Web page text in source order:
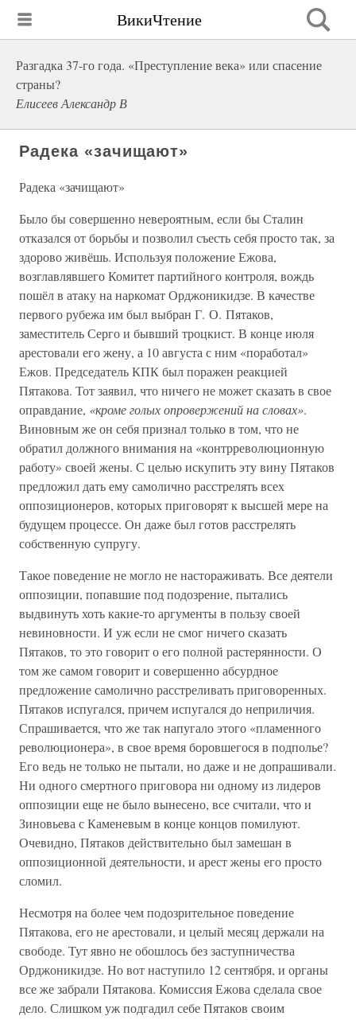
ВикиЧтение
Разгадка 37-го года. «Преступление века» или спасение
страны?
Елисеев Александр В
Радека «зачищают»
Радека «зачищают»
Было бы совершенно невероятным, если бы Сталин
отказался от борьбы и позволил съесть себя просто так, за
здорово живёшь. Используя положение Ежова,
возглавлявшего Комитет партийного контроля, вождь
пошёл в атаку на наркомат Орджоникидзе. В качестве
первого рубежа им был выбран Г. О. Пятаков,
заместитель Серго и бывший троцкист. В конце июля
арестовали его жену, а 10 августа с ним «поработал»
Ежов. Председатель КПК был поражен реакцией
Пятакова. Тот заявил, что ничего не может сказать в свое
оправдание, «кроме голых опровержений на словах».
Виновным же он себя признал только в том, что не
обратил должного внимания на «контрреволюционную
работу» своей жены. С целью искупить эту вину Пятаков
предложил дать ему самолично расстрелять всех
оппозиционеров, которых приговорят к высшей мере на
будущем процессе. Он даже был готов расстрелять
собственную супругу.
Такое поведение не могло не настораживать. Все деятели
оппозиции, попавшие под подозрение, пытались
выдвинуть хоть какие-то аргументы в пользу своей
невиновности. И уж если не смог ничего сказать
Пятаков, то это говорит о его полной растерянности. О
том же самом говорит и совершенно абсурдное
предложение самолично расстреливать приговоренных.
Пятаков испугался, причем испугался до неприличия.
Спрашивается, что же так напугало этого «пламенного
революционера», в свое время боровшегося в подполье?
Его ведь не только не пытали, но даже и не допрашивали.
Ни одного смертного приговора ни одному из лидеров
оппозиции еще не было вынесено, все считали, что и
Зиновьева с Каменевым в конце концов помилуют.
Очевидно, Пятаков действительно был замешан в
оппозиционной деятельности, и арест жены его просто
сломил.
Несмотря на более чем подозрительное поведение
Пятакова, его не арестовали, и целый месяц держали на
свободе. Тут явно не обошлось без заступничества
Орджоникидзе. Но вот наступило 12 сентября, и органы
все же забрали Пятакова. Комиссия Ежова сделала свое
дело. Слишком уж подгадил себе Пятаков своим